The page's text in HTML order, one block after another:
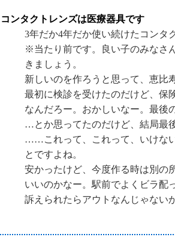
コンタクトレンズは医療器具です
3年だか4年だか使い続けたコンタ
※当たり前です。良い子のみなさ
きましょう。
新しいのを作ろうと思って、恵比
最初に検診を受けたのだけど、保
なんだろー。おかしいなー。最後
…とか思ってたのだけど、結局最
……これって、これって、いけな
とですよね。
安かったけど、今度作る時は別の
いいのかなー。駅前でよくビラ配
訴えられたらアウトなんじゃない